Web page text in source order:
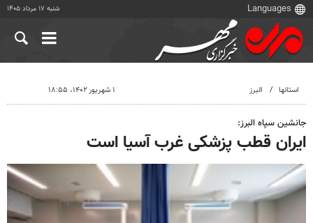
شنبه ۱۷ مرداد ۱۴۰۵
استانها البرز ۱ شهریور ۱۴۰۲، ۱۸:۵۵
جانشین سپاه البرز:
ایران قطب پزشکی غرب آسیا است